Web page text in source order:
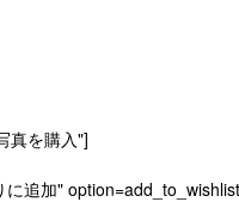
真を購入"]
追加"